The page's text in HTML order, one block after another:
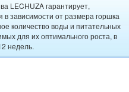
LECHUZA гарантирует,
зависимости от размера горшка
количество воды и питательных
для их оптимального роста, в
недель.